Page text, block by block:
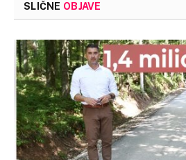
SLIČNE OBJAVE